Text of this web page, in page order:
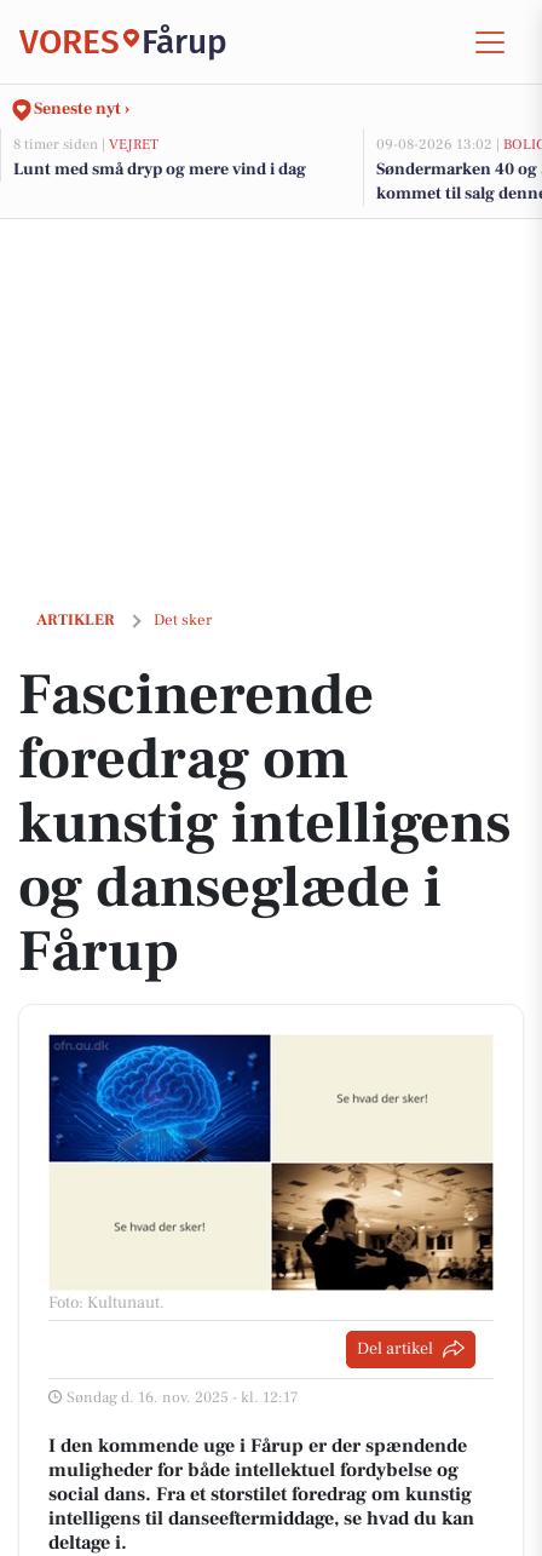
VORES Fårup
Seneste nyt ›
8 timer siden | VEJRET
Lunt med små dryp og mere vind i dag
09-08-2026 13:02 |
Søndermarken 40
kommet til salg
boligerne her.
ARTIKLER Det sker
Fascinerende foredrag om kunstig intelligens og danseglæde i Fårup
Fascinerende
foredrag om
kunstig intelligens
og danseglæde i
Fårup
Foto: Kultunaut.
Del artikel
Søndag d. 16. nov. 2025 - kl. 12:17
I den kommende uge i Fårup er der spændende
muligheder for både intellektuel fordybelse og
social dans. Fra et storstilet foredrag om kunstig
intelligens til danseeftermiddage, se hvad du kan
deltage i.